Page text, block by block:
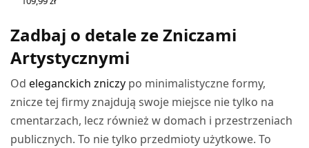
Zadbaj o detale ze Zniczami
Artystycznymi
Odeleganckich zniczy po minimalistyczne formy,
znicze tej firmy znajdują swoje miejsce nie tylko na
cmentarzach, lecz również w domach i przestrzeniach
publicznych. To nie tylko przedmioty użytkowe. To